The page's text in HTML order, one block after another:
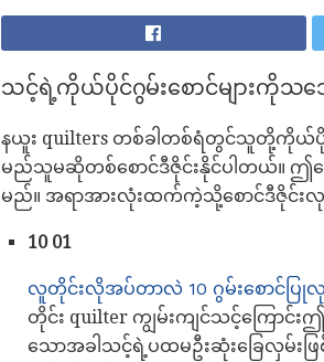
သင့်ရဲ့ကိုယ်ပိုင်ဂွမ်းစောင်များကိုသဘေ
နယူး quilters တစ်ခါတစ်ရံတွင်သူတို့ကိုယ်
မည်သူမဆိုတစ်စောင်ဒီဇိုင်းနိုင်ပါတယ်။ ဤ
မည်။ အရာအားလုံးထက်ကဲ့သို့စောင်ဒီဇိုင်းလုပ်
10 01
လူတိုင်းလိုအပ်တာလဲ 10 ဂွမ်းစောင်ပြုလု
တိုင်း quilter ကျွမ်းကျင်သင့်ကြောင်းဤ
သောအခါသင့်ရဲ့ပထမဦးဆုံးခြေလှမ်